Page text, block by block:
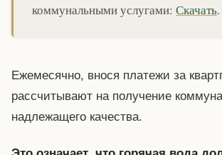
коммунальными услугами: Скачать.
Ежемесячно, внося платежи за
рассчитывают на получение
надлежащего качества.